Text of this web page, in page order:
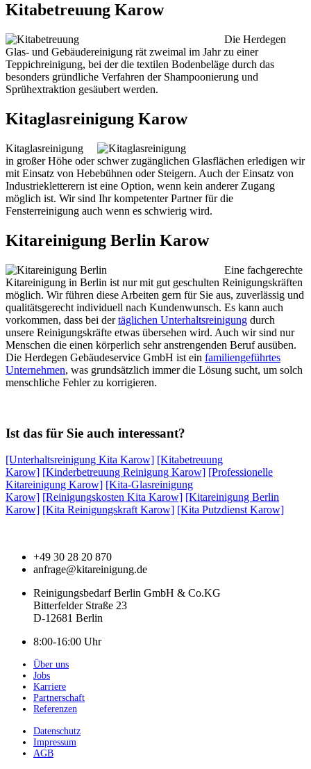
Kitabetreuung Karow
Die Herdegen
Glas- und Gebäudereinigung rät zweimal im Jahr zu einer
Teppichreinigung, bei der die textilen Bodenbeläge durch das
besonders gründliche Verfahren der Shampoonierung und
Sprühextraktion gesäubert werden.
Kitaglasreinigung Karow
Kitaglasreinigung
in großer Höhe oder schwer zugänglichen Glasflächen erledigen wir
mit Einsatz von Hebebühnen oder Steigern. Auch der Einsatz von
Industriekletterern ist eine Option, wenn kein anderer Zugang
möglich ist. Wir sind Ihr kompetenter Partner für die
Fensterreinigung auch wenn es schwierig wird.
Kitareinigung Berlin Karow
Eine fachgerechte
Kitareinigung in Berlin ist nur mit gut geschulten Reinigungskräften
möglich. Wir führen diese Arbeiten gern für Sie aus, zuverlässig und
qualitätsgerecht individuell nach Kundenwunsch. Es kann auch
vorkommen, dass bei dertäglichen Unterhaltsreinigung durch
unsere Reinigungskräfte etwas übersehen wird. Auch wir sind nur
Menschen die einen körperlich sehr anstrengenden Beruf ausüben.
Die Herdegen Gebäudeservice GmbH ist ein familiengeführtes
Unternehmen, was grundsätzlich immer die Lösung sucht, um solch
menschliche Fehler zu korrigieren.
Ist das für Sie auch interessant?
[Unterhaltsreinigung Kita Karow] [Kitabetreuung
Karow] [Kinderbetreuung Reinigung Karow] [Professionelle
Kitareinigung Karow] [Kita-Glasreinigung
Karow] [Reinigungskosten Kita Karow] [Kitareinigung Berlin
Karow] [Kita Reinigungskraft Karow] [Kita Putzdienst Karow]
+49 30 28 20 870
anfrage@kitareinigung.de
Reinigungsbedarf Berlin GmbH & Co.KG
Bitterfelder Straße 23
D-12681 Berlin
8:00-16:00 Uhr
Über uns
Jobs
Karriere
Partnerschaft
Referenzen
Datenschutz
Impressum
AGB